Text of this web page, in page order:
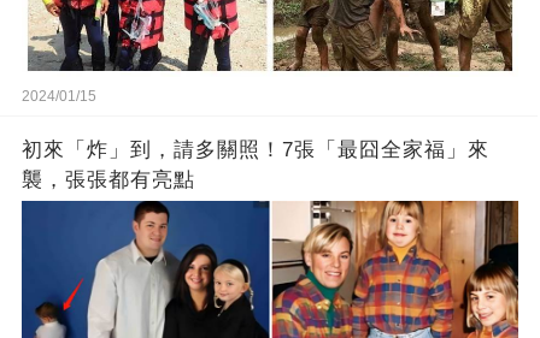
2024/01/15
初來「炸」到，請多關照！7張「最囧全家福」來
襲，張張都有亮點